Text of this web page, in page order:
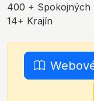
400 + Spokojných
14+ Krajín